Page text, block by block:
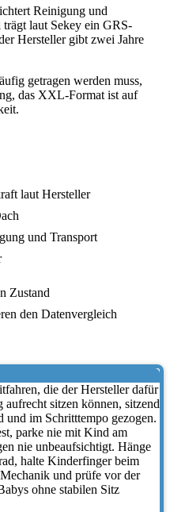
Reinigung und
laut Sekey ein GRS-
Hersteller gibt zwei Jahre
getragen werden muss,
das XXL-Format ist auf
laut Hersteller
und Transport
Zustand
den Datenvergleich
die der Hersteller dafür
aufrecht sitzen können, sitzend
und im Schritttempo gezogen.
parke nie mit Kind am
nie unbeaufsichtigt. Hänge
halte Kinderfinger beim
und prüfe vor der
ohne stabilen Sitz